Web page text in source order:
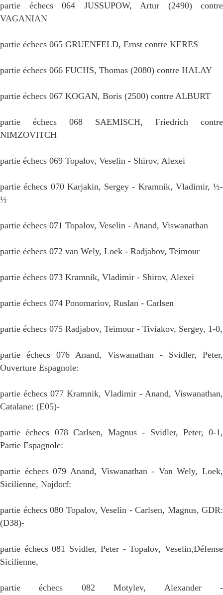
partie échecs 064 JUSSUPOW, Artur (2490) contre
VAGANIAN
partie échecs 065 GRUENFELD, Ernst contre KERES
partie échecs 066 FUCHS, Thomas (2080) contre HALAY
partie échecs 067 KOGAN, Boris (2500) contre ALBURT
partie échecs 068 SAEMISCH, Friedrich contre
NIMZOVITCH
partie échecs 069 Topalov, Veselin - Shirov, Alexei
partie échecs 070 Karjakin, Sergey - Kramnik, Vladimir, ½-
½
partie échecs 071 Topalov, Veselin - Anand, Viswanathan
partie échecs 072 van Wely, Loek - Radjabov, Teimour
partie échecs 073 Kramnik, Vladimir - Shirov, Alexei
partie échecs 074 Ponomariov, Ruslan - Carlsen
partie échecs 075 Radjabov, Teimour - Tiviakov, Sergey, 1-0,
partie échecs 076 Anand, Viswanathan - Svidler, Peter,
Ouverture Espagnole:
partie échecs 077 Kramnik, Vladimir - Anand, Viswanathan,
Catalane: (E05)-
partie échecs 078 Carlsen, Magnus - Svidler, Peter, 0-1,
Partie Espagnole:
partie échecs 079 Anand, Viswanathan - Van Wely, Loek,
Sicilienne, Najdorf:
partie échecs 080 Topalov, Veselin - Carlsen, Magnus, GDR:
(D38)-
partie échecs 081 Svidler, Peter - Topalov, Veselin,Défense
Sicilienne,
partie échecs 082 Motylev, Alexander -